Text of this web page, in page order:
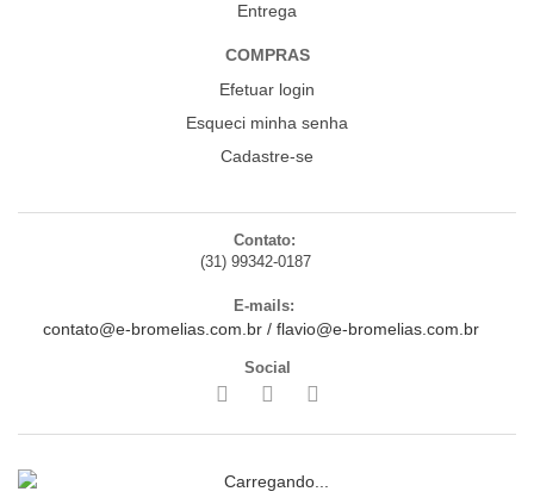
Entrega
COMPRAS
Efetuar login
Esqueci minha senha
Cadastre-se
Contato:
(31) 99342-0187
E-mails:
contato@e-bromelias.com.br / flavio@e-bromelias.com.br
Social